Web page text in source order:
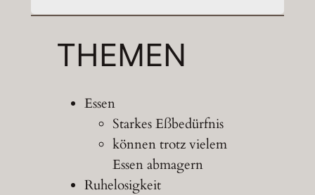
THEMEN
Essen
Starkes Eßbedürfnis
können trotz vielem
Essen abmagern
Ruhelosigkeit